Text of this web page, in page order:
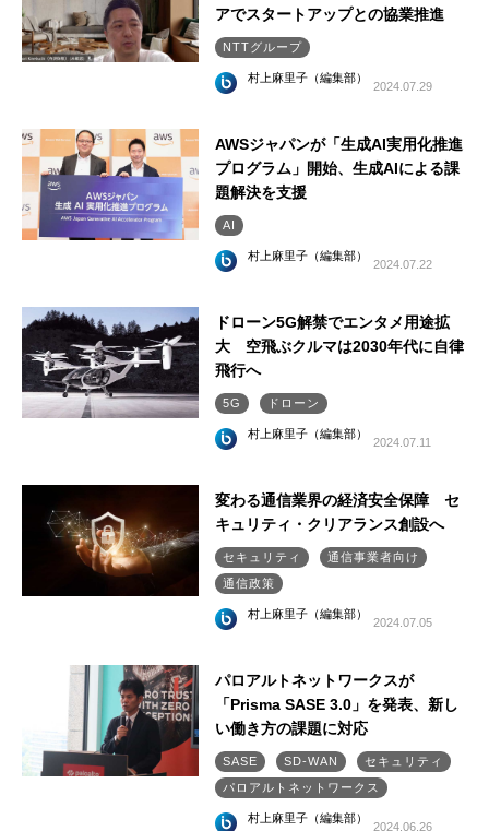
アでスタートアップとの協業推進
NTTグループ
村上麻里子（編集部）
2024.07.29
AWSジャパンが「生成AI実用化推進
プログラム」開始、生成AIによる課
題解決を支援
AI
村上麻里子（編集部）
2024.07.22
ドローン5G解禁でエンタメ用途拡
大 空飛ぶクルマは2030年代に自律
飛行へ
5G ドローン
村上麻里子（編集部）
2024.07.11
変わる通信業界の経済安全保障 セ
キュリティ・クリアランス創設へ
セキュリティ
通信事業者向け
通信政策
村上麻里子（編集部）
2024.07.05
パロアルトネットワークスが
「Prisma SASE 3.0」を発表、新し
い働き方の課題に対応
SASE SD-WAN
セキュリティ
パロアルトネットワークス
村上麻里子（編集部）
2024.06.26